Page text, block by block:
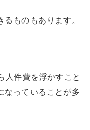
ものもあります。
人件費を浮かすこと
なっていることが多